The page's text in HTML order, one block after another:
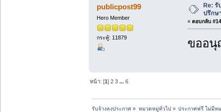
publicpost99
Hero Member
กระทู้: 11879
Re: รั
ปรึกษ
« ตอบกลับ
ขออนุ
หน้า: [1]2 3 ...6
รับจ้างลงประกาศ » หมวดหมู่ทั่วไป» ประกาศฟรี ไม่มีห